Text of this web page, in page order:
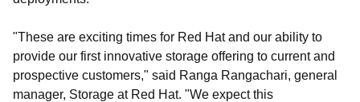
"These are exciting times for Red Hat and our ability to
provide our first innovative storage offering to current and
prospective customers," said Ranga Rangachari, general
manager, Storage at Red Hat. "We expect this